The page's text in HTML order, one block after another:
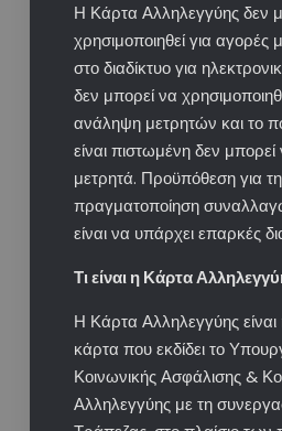
Η Κάρτα Αλληλεγγύης δεν
χρησιμοποιηθεί για αγορές
στο διαδίκτυο για
δεν μπορεί να
ανάληψη μετρητών και το
είναι πιστωμένη δεν
μετρητά. Προϋπόθεση για
πραγματοποίηση
είναι να υπάρχει επαρκές
Τι είναι η Κάρτα
Η Κάρτα Αλληλεγγύης
κάρτα που εκδίδει το
Κοινωνικής Ασφάλισης &
Αλληλεγγύης με τη